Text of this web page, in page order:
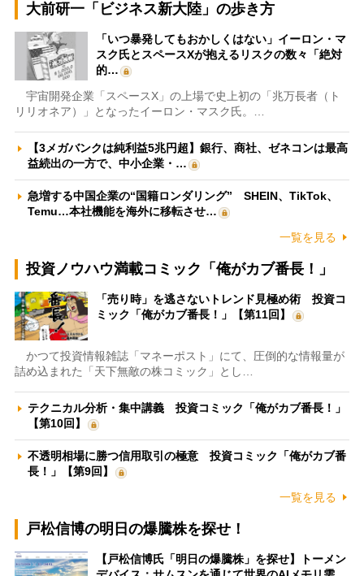
大前研一「ビジネス新大陸」の歩き方
「いつ暴発してもおかしくはない」イーロン・マ
スク氏とスペースXが抱えるリスクの数々「絶対
的…
宇宙開発企業「スペースX」の上場で史上初の「兆万長者（ト
リリオネア）」となったイーロン・マスク氏。…
【3メガバンクは純利益5兆円超】銀行、商社、ゼネコンは最高
益続出の一方で、中小企業・…
急増する中国企業の“国籍ロンダリング” SHEIN、TikTok、
Temu…本社機能を海外に移転させ…
一覧を見る
投資ノウハウ満載コミック「俺がカブ番長！」
「売り時」を逃さないトレンド見極め術 投資コ
ミック「俺がカブ番長！」【第11回】
かつて投資情報雑誌「マネーポスト」にて、圧倒的な情報量が
詰め込まれた「天下無敵の株コミック」とし…
テクニカル分析・集中講義 投資コミック「俺がカブ番長！」
【第10回】
不透明相場に勝つ信用取引の極意 投資コミック「俺がカブ番
長！」【第9回】
一覧を見る
戸松信博の明日の爆騰株を探せ！
【戸松信博氏「明日の爆騰株」を探せ】トーメン